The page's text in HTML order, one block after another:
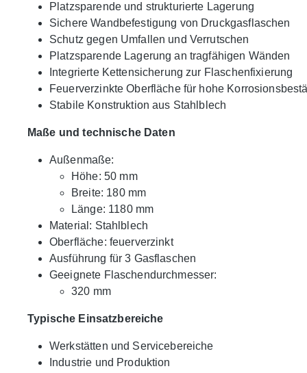
Platzsparende und strukturierte Lagerung
Sichere Wandbefestigung von Druckgasflaschen
Schutz gegen Umfallen und Verrutschen
Platzsparende Lagerung an tragfähigen Wänden
Integrierte Kettensicherung zur Flaschenfixierung
Feuerverzinkte Oberfläche für hohe
Stabile Konstruktion aus Stahlblech
Maße und technische Daten
Außenmaße:
Höhe: 50 mm
Breite: 180 mm
Länge: 1180 mm
Material: Stahlblech
Oberfläche: feuerverzinkt
Ausführung für 3 Gasflaschen
Geeignete Flaschendurchmesser:
320 mm
Typische Einsatzbereiche
Werkstätten und Servicebereiche
Industrie und Produktion